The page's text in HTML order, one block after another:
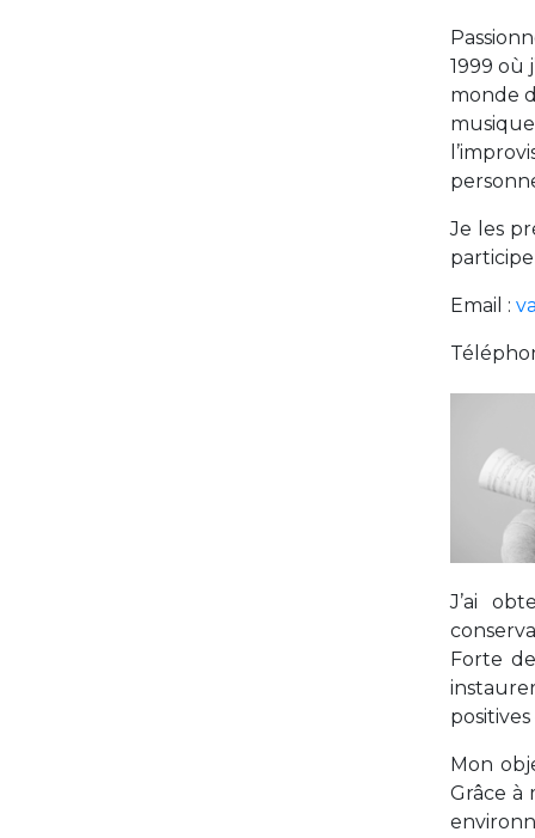
1999 où
monde
Je les
Email :
J’ai
Forte
Mon
Grâce à